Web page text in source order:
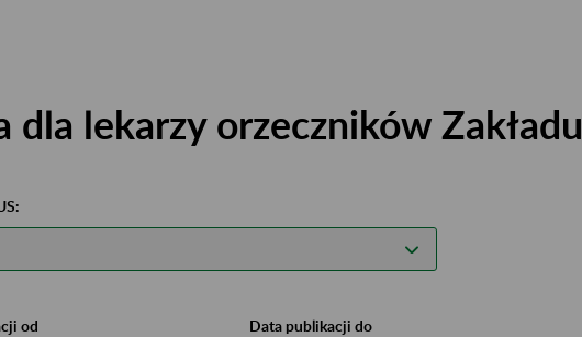
dla lekarzy orzeczników Zakładu
od Data publikacji do